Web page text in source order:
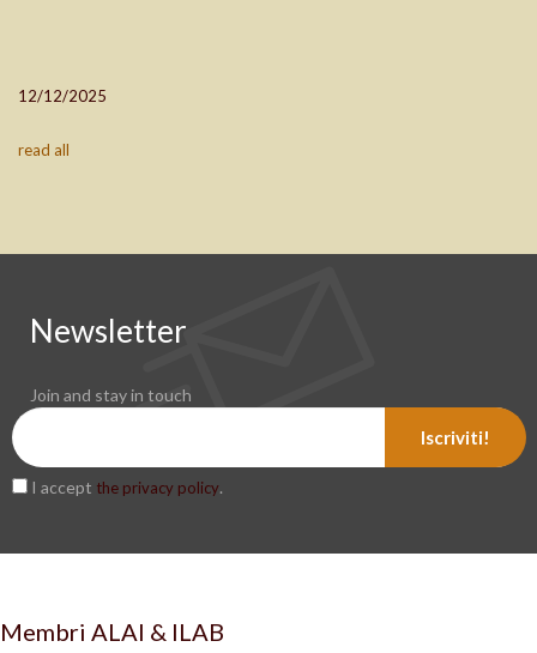
12/12/2025
read all
Newsletter
Join and stay in touch
Iscriviti!
I accept the privacy policy.
Membri ALAI & ILAB